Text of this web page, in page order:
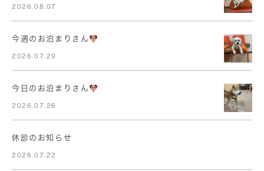
2026.08.07
今週のお泊まりさん
2026.07.29
今日のお泊まりさん
2026.07.26
休診のお知らせ
2026.07.22